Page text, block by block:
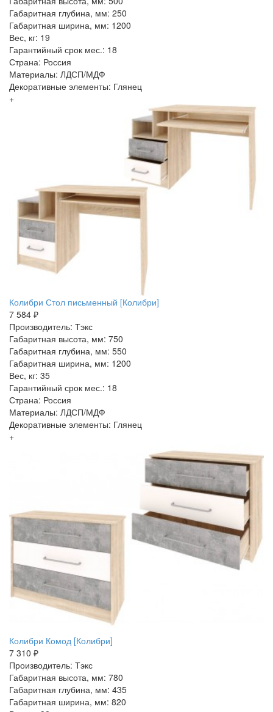
Габаритная глубина, мм: 250
Габаритная ширина, мм: 1200
Вес, кг: 19
Гарантийный срок мес.: 18
Страна: Россия
Материалы: ЛДСП/МДФ
Декоративные элементы: Глянец
+
Колибри Стол письменный [Колибри]
7 584 ₽
Производитель: Тэкс
Габаритная высота, мм: 750
Габаритная глубина, мм: 550
Габаритная ширина, мм: 1200
Вес, кг: 35
Гарантийный срок мес.: 18
Страна: Россия
Материалы: ЛДСП/МДФ
Декоративные элементы: Глянец
+
Колибри Комод [Колибри]
7 310 ₽
Производитель: Тэкс
Габаритная высота, мм: 780
Габаритная глубина, мм: 435
Габаритная ширина, мм: 820